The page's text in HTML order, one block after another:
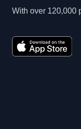
With over 120,000